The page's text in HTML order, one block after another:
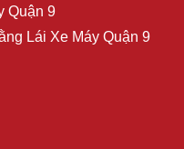
Quận 9
Lái Xe Máy Quận 9